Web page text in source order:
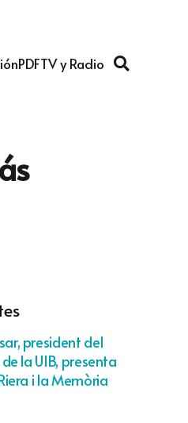
PDFTV y Radio
president del
la UIB, presenta
i la Memòria